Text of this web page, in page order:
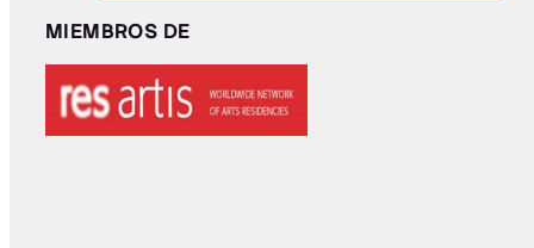
MIEMBROS DE